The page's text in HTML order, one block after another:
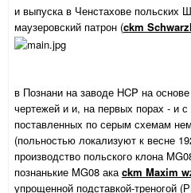
и выпуска в Ченстахове польских
маузеровский патрон (ckm
в Познани на заводе HCP на
чертежей и и, на первых порах - и
поставленных по серым схемам
(польностью локализуют к весне
производство польского клона
познанькие MG08 ака ckm Maxim
упрощенной подставкой-треногой